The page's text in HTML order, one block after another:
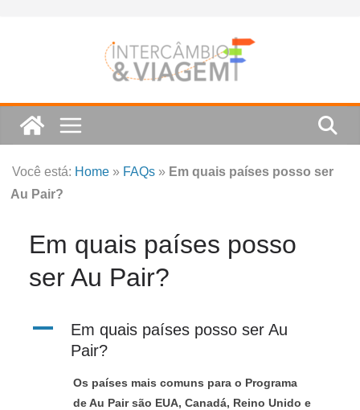
Você está: Home » FAQs » Em quais países posso ser
Au Pair?
Em quais países posso
ser Au Pair?
A
Em quais países posso ser Au
Pair?
Os países mais comuns para o Programa
de Au Pair são EUA, Canadá, Reino Unido e